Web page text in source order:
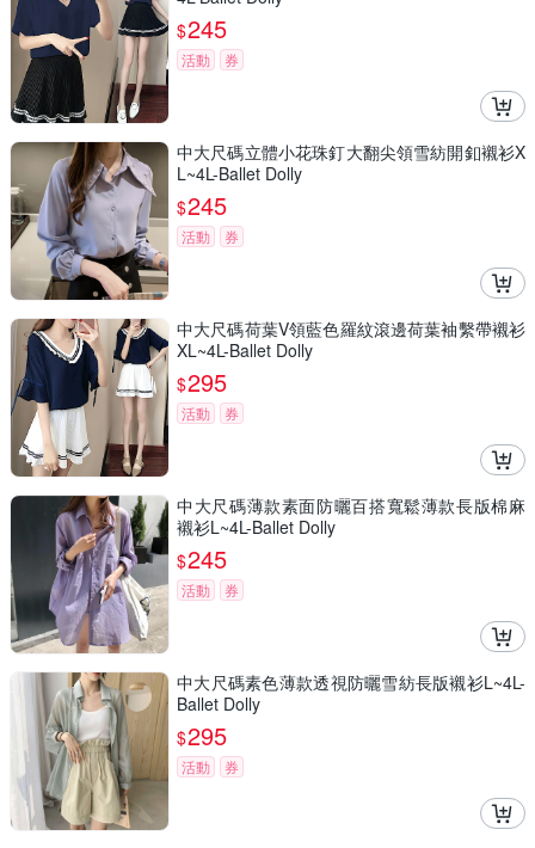
$245
活動 券
中大尺碼立體小花珠釘大翻尖領雪紡開釦襯衫X
L~4L-Ballet Dolly
$245
活動 券
中大尺碼荷葉V領藍色羅紋滾邊荷葉袖繫帶襯衫
XL~4L-Ballet Dolly
$295
活動 券
中大尺碼薄款素面防曬百搭寬鬆薄款長版棉麻
襯衫L~4L-Ballet Dolly
$245
活動 券
中大尺碼素色薄款透視防曬雪紡長版襯衫L~4L-
Ballet Dolly
$295
活動 券